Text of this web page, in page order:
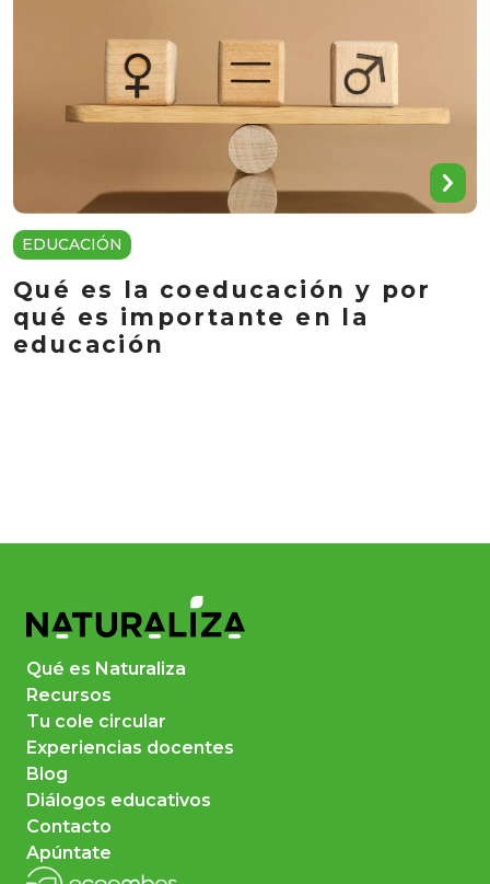
EDUCACIÓN
Qué es la coeducación y por
qué es importante en la
educación
Qué es Naturaliza
Recursos
Tu cole circular
Experiencias docentes
Blog
Diálogos educativos
Contacto
Apúntate